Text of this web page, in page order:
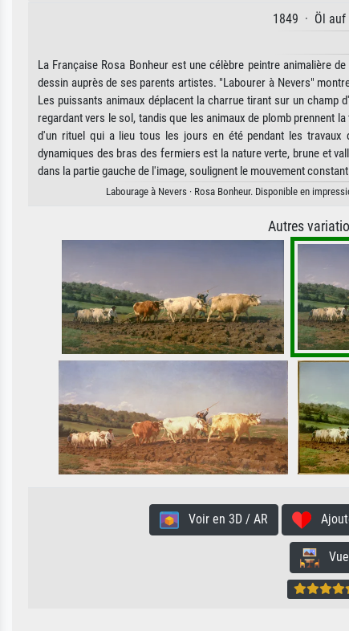
1849 · Öl
La Française Rosa Bonheur est une célèbre peintre animalière
dessin auprès de ses parents artistes. "Labourer à Nevers"
Les puissants animaux déplacent la charrue tirant sur un champ
regardant vers le sol, tandis que les animaux de plomb prennent
d'un rituel qui a lieu tous les jours en été pendant les travaux
dynamiques des bras des fermiers est la nature verte, brune et
dans la partie gauche de l'image, soulignent le mouvement
Labourage à Nevers · Rosa Bonheur. Disponible en
Autres
Voir en 3D / AR
Vue